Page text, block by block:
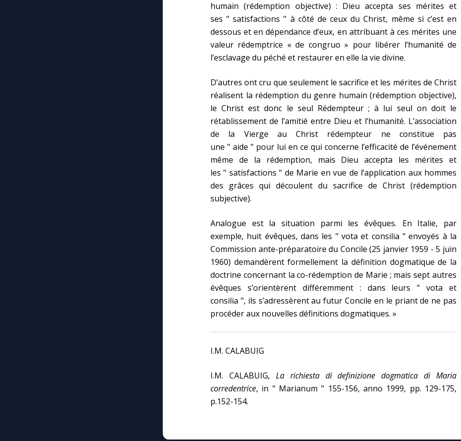
humain (rédemption objective) : Dieu accepta ses mérites et
ses " satisfactions " à côté de ceux du Christ, même si c’est en
dessous et en dépendance d’eux, en attribuant à ces mérites une
valeur rédemptrice « de congruo » pour libérer l’humanité de
l’esclavage du péché et restaurer en elle la vie divine.
D’autres ont cru que seulement le sacrifice et les mérites de Christ
réalisent la rédemption du genre humain (rédemption objective),
le Christ est donc le seul Rédempteur ; à lui seul on doit le
rétablissement de l’amitié entre Dieu et l’humanité. L’association
de la Vierge au Christ rédempteur ne constitue pas
une " aide " pour lui en ce qui concerne l’efficacité de l’événement
même de la rédemption, mais Dieu accepta les mérites et
les " satisfactions " de Marie en vue de l’application aux hommes
des grâces qui découlent du sacrifice de Christ (rédemption
subjective).
Analogue est la situation parmi les évêques. En Italie, par
exemple, huit évêques, dans les " vota et consilia " envoyés à la
Commission ante-préparatoire du Concile (25 janvier 1959 - 5 juin
1960) demandèrent formellement la définition dogmatique de la
doctrine concernant la co-rédemption de Marie ; mais sept autres
évêques s’orientèrent différemment : dans leurs " vota et
consilia ", ils s’adressèrent au futur Concile en le priant de ne pas
procéder aux nouvelles définitions dogmatiques. »
I.M. CALABUIG
I.M. CALABUIG, La richiesta di definizione dogmatica di Maria
corredentrice, in " Marianum " 155-156, anno 1999, pp. 129-175,
p.152-154.